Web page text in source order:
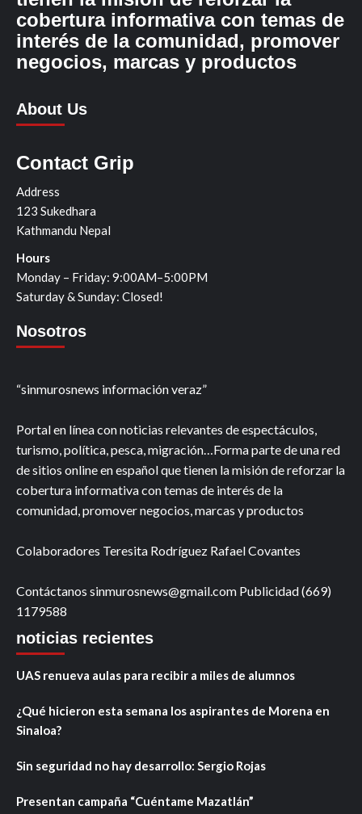
cobertura informativa con temas de
interés de la comunidad, promover
negocios, marcas y productos
About Us
Contact Grip
Address
123 Sukedhara
Kathmandu Nepal
Hours
Monday – Friday: 9:00AM–5:00PM
Saturday & Sunday: Closed!
Nosotros
“sinmurosnews información veraz”
Portal en línea con noticias relevantes de espectáculos,
turismo, política, pesca, migración…Forma parte de una red
de sitios online en español que tienen la misión de reforzar la
cobertura informativa con temas de interés de la
comunidad, promover negocios, marcas y productos
Colaboradores Teresita Rodríguez Rafael Covantes
Contáctanos sinmurosnews@gmail.com Publicidad (669)
1179588
noticias recientes
UAS renueva aulas para recibir a miles de alumnos
¿Qué hicieron esta semana los aspirantes de Morena en
Sinaloa?
Sin seguridad no hay desarrollo: Sergio Rojas
Presentan campaña “Cuéntame Mazatlán”